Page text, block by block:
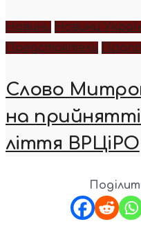
Новини Новини
Предстоятель
Слово
на
ліття ВРЦіРО